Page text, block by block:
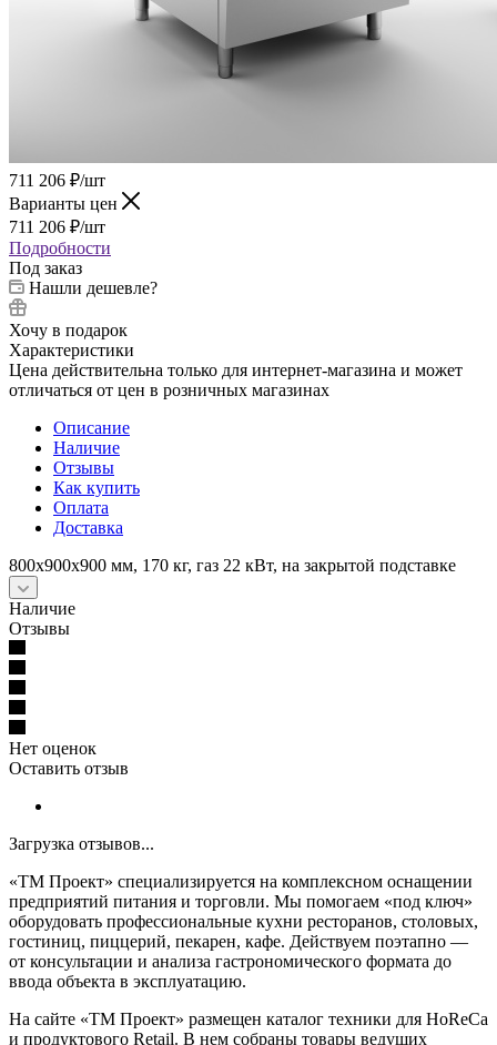
711 206 ₽/шт
Варианты цен
711 206 ₽/шт
Подробности
Под заказ
Нашли дешевле?
Хочу в подарок
Характеристики
Цена действительна только для интернет-магазина и может
отличаться от цен в розничных магазинах
Описание
Наличие
Отзывы
Как купить
Оплата
Доставка
800х900х900 мм, 170 кг, газ 22 кВт, на закрытой подставке
Наличие
Отзывы
Нет оценок
Оставить отзыв
Загрузка отзывов...
«ТМ Проект» специализируется на комплексном оснащении
предприятий питания и торговли. Мы помогаем «под ключ»
оборудовать профессиональные кухни ресторанов, столовых,
гостиниц, пиццерий, пекарен, кафе. Действуем поэтапно —
от консультации и анализа гастрономического формата до
ввода объекта в эксплуатацию.
На сайте «ТМ Проект» размещен каталог техники для HoReCa
и продуктового Retail. В нем собраны товары ведущих